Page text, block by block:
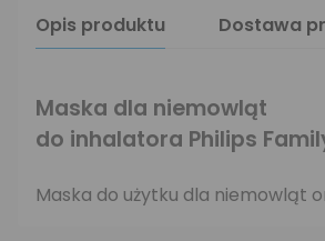
Opis produktu Dostawa
Maska dla niemowląt
do inhalatora Philips
Maska do użytku dla niemowląt